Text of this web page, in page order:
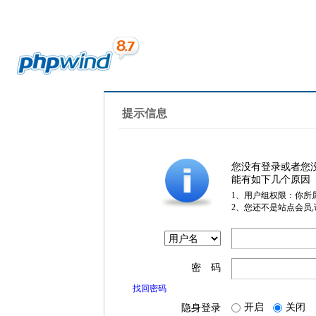
提示信息
您没有登录或者您
能有如下几个原因
1、用户组权限：你所
2、您还不是站点会员
密 码
找回密码
隐身登录 开启 关闭